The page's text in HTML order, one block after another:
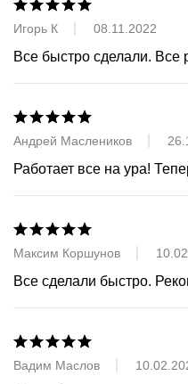
Игорь К 08.11.2022
Все быстро сделали. Все
Андрей Маслеников
Работает все на ура!
Максим Коршунов
Все сделали быстро.
Вадим Маслов